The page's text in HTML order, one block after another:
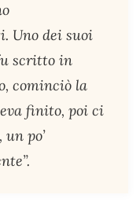
Uno dei suoi
scritto in
cominciò la
finito, poi ci
po’